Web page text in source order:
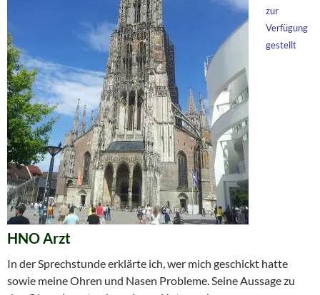
zur
Verfügung
gestellt
HNO Arzt
In der Sprechstunde erklärte ich, wer mich geschickt hatte
sowie meine Ohren und Nasen Probleme. Seine Aussage zu